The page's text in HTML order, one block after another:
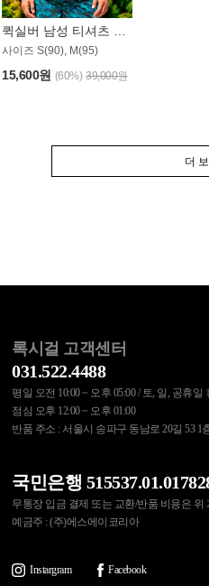
퀵실버 남성 티셔츠 MST357WQS
사이즈 S(90), M(95)
15,600원 (60%) 39,000원
더 보
록시걸 고객센터
031.522.4488
평일 오전 10:00 ~ 오후 05:00 / 토, 일, 공휴일
점심 오후 12:00 ~ 오후 01:00
반품 주소 : 서울시 송파구 동남로 20길 53 1
국민은행
무통장 입금 결제 또는 교환/반품 비용은 위
예금주 : (주)에스에이코리아
Instargram Facebook